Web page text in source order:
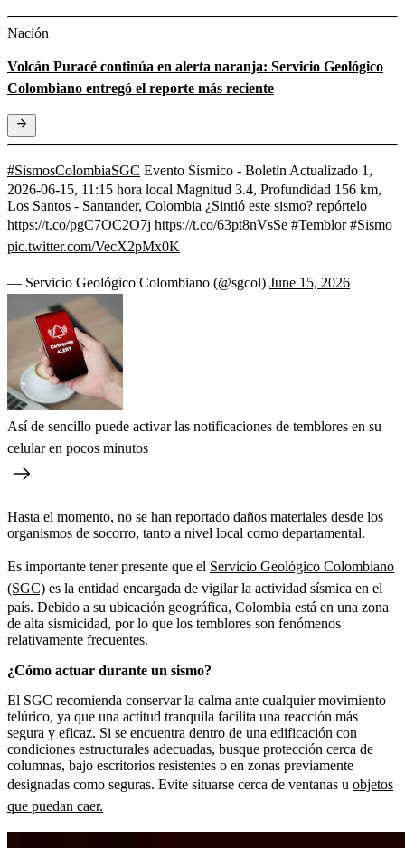
Nación
Volcán Puracé continúa en alerta naranja: Servicio Geológico
Colombiano entregó el reporte más reciente
#SismosColombiaSGC Evento Sísmico - Boletín Actualizado 1,
2026-06-15, 11:15 hora local Magnitud 3.4, Profundidad 156 km,
Los Santos - Santander, Colombia ¿Sintió este sismo? repórtelo
https://t.co/pgC7OC2O7j https://t.co/63pt8nVsSe #Temblor #Sismo
pic.twitter.com/VecX2pMx0K
— Servicio Geológico Colombiano (@sgcol) June 15, 2026
Así de sencillo puede activar las notificaciones de temblores en su
celular en pocos minutos
Hasta el momento, no se han reportado daños materiales desde los
organismos de socorro, tanto a nivel local como departamental.
Es importante tener presente que el Servicio Geológico Colombiano
(SGC) es la entidad encargada de vigilar la actividad sísmica en el
país. Debido a su ubicación geográfica, Colombia está en una zona
de alta sismicidad, por lo que los temblores son fenómenos
relativamente frecuentes.
¿Cómo actuar durante un sismo?
El SGC recomienda conservar la calma ante cualquier movimiento
telúrico, ya que una actitud tranquila facilita una reacción más
segura y eficaz. Si se encuentra dentro de una edificación con
condiciones estructurales adecuadas, busque protección cerca de
columnas, bajo escritorios resistentes o en zonas previamente
designadas como seguras. Evite situarse cerca de ventanas u objetos
que puedan caer.